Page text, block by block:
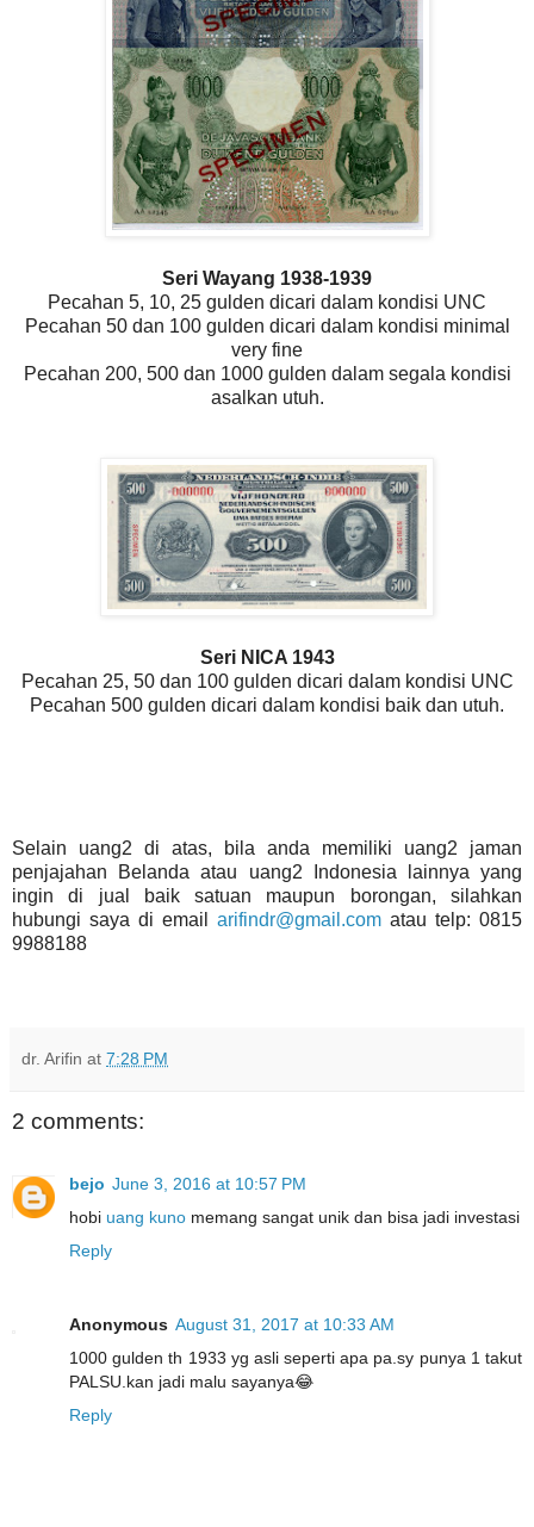
Seri Wayang 1938-1939
Pecahan 5, 10, 25 gulden dicari dalam kondisi UNC
Pecahan 50 dan 100 gulden dicari dalam kondisi minimal
very fine
Pecahan 200, 500 dan 1000 gulden dalam segala kondisi
asalkan utuh.
Seri NICA 1943
Pecahan 25, 50 dan 100 gulden dicari dalam kondisi UNC
Pecahan 500 gulden dicari dalam kondisi baik dan utuh.
Selain uang2 di atas, bila anda memiliki uang2 jaman
penjajahan Belanda atau uang2 Indonesia lainnya yang
ingin di jual baik satuan maupun borongan, silahkan
hubungi saya di email arifindr@gmail.com atau telp: 0815
9988188
dr. Arifin at 7:28 PM
2 comments:
bejo June 3, 2016 at 10:57 PM
hobi uang kuno memang sangat unik dan bisa jadi investasi
Reply
Anonymous August 31, 2017 at 10:33 AM
1000 gulden th 1933 yg asli seperti apa pa.sy punya 1 takut
PALSU.kan jadi malu sayanya😂
Reply